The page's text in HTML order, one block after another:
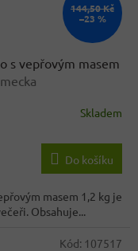
144,50 Kč
–23 %
s vepřovým masem
Skladem
Do košíku
masem 1,2 kg je
Obsahuje...
Kód: 107517